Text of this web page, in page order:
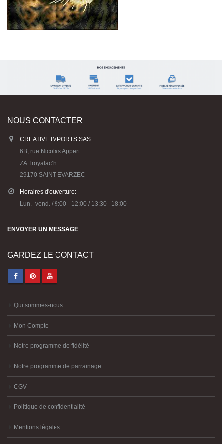
NOUS CONTACTER
CREATIVE IMPORTS SAS:
6B, rue Nicolas Appert
ZA Troyalac’h
29170 SAINT EVARZEC
Horaires d'ouverture:
Lun. -vend. / 9:00 - 12:00 / 13:30 - 18:00
ENVOYER UN MESSAGE
GARDEZ LE CONTACT
Qui sommes-nous
Mon Compte
Notre programme de fidélité
Notre programme de parrainage
CGV
Politique de confidentialité
Mentions légales